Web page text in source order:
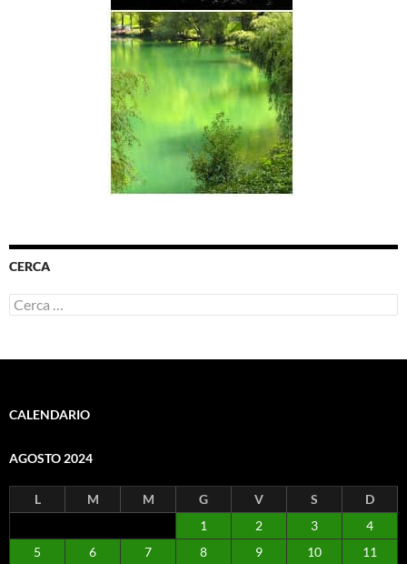
CERCA
Ricerca
per:
CALENDARIO
AGOSTO 2024
L M M G V S
D
1
2 3
4
5
6 7 8 9 10
11